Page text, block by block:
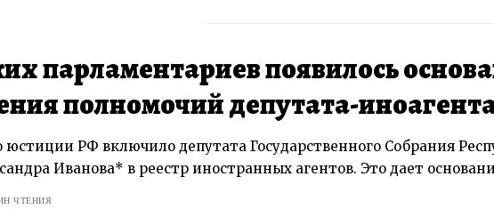
парламентариев появилось
полномочий депутата-
РФ включило депутата Государственного Собрания
Иванова* в реестр иностранных агентов. Это дает
ЧТЕНИЯ